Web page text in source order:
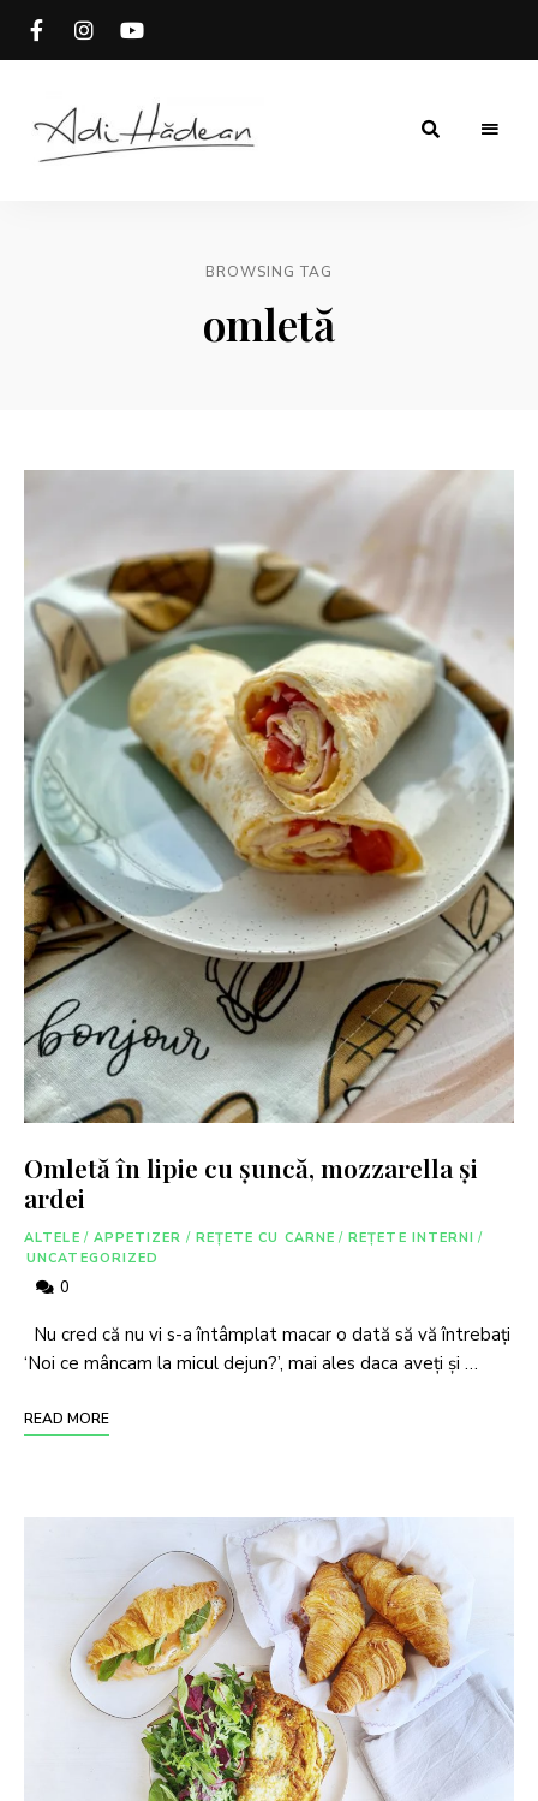
BROWSING TAG
omletă
Omletă în lipie cu șuncă, mozzarella și
ardei
ALTELE / APPETIZER / REȚETE CU CARNE / REȚETE INTERNI /
UNCATEGORIZED
0
Nu cred că nu vi s-a întâmplat macar o dată să vă întrebați
‘Noi ce mâncam la micul dejun?’, mai ales daca aveți și …
READ MORE